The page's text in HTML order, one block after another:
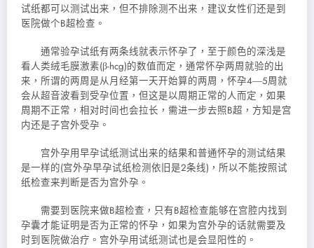
试纸都可以测试出来，但不排除测不出来，建议女性们还是到
医院做个B超检查。
通常验孕试纸有两条线就表示怀孕了，至于颜色的深浅是
看人类绒毛膜激素(β-hcg)的数值而定，通常怀孕两周就验的出
来，所谓的两周是从月经第一天开始算的两周，怀孕4―5周就
会从超音波看到受孕位置，但这是以周期正常的人而定，如果
周期不正常，相对时间也会拉长，需进一步去照B超，方知是宫
内还是子宫外受孕。
宫外孕用早孕试纸测试出来的结果和普通怀孕的测试结果
是一样的(宫外孕早孕试纸检测依旧是2条线)，所以不能按照试
纸检查来判断是否为宫外孕。
需要到医院来做B超检查，只有B超检查能够在宫腔内找到
孕囊才能证明是否为正常的怀孕，如果为宫外孕的话就需要及
时到医院做治疗。宫外孕用试纸测试也是会显阳性的。